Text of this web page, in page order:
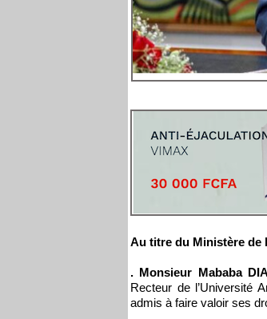
Au titre du Ministère de
. Monsieur Mababa
Recteur de l’Université
admis à faire valoir ses